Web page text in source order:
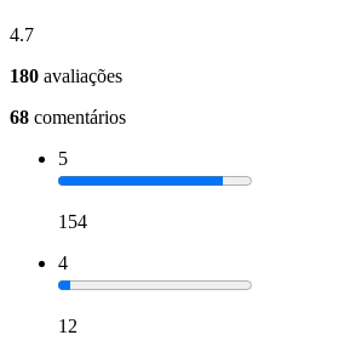
4.7
180 avaliações
68 comentários
5
154
4
12